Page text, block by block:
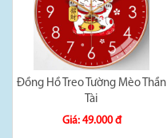
Đồng Hồ Treo Tường Mèo Thần
Tài
Giá: 49.000 đ